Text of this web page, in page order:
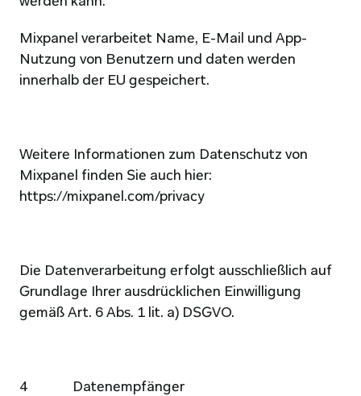
Mixpanel verarbeitet Name, E-Mail und App-
Nutzung von Benutzern und daten werden
innerhalb der EU gespeichert.
Weitere Informationen zum Datenschutz von
https://mixpanel.com/privacy
Die Datenverarbeitung erfolgt ausschließlich auf
Grundlage Ihrer ausdrücklichen Einwilligung
gemäß Art. 6 Abs. 1 lit. a) DSGVO.
4              Datenempfänger